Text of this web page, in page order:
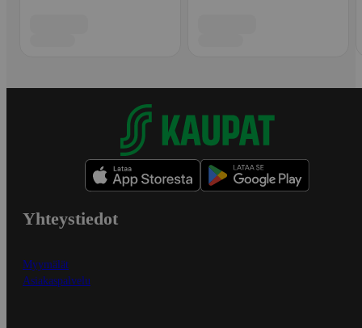
Yhteystiedot
Myymälät
Asiakaspalvelu